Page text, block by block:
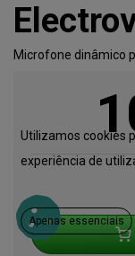
Microfone dinâmico
Utilizamos cookies
experiência de
Apenas essenciais